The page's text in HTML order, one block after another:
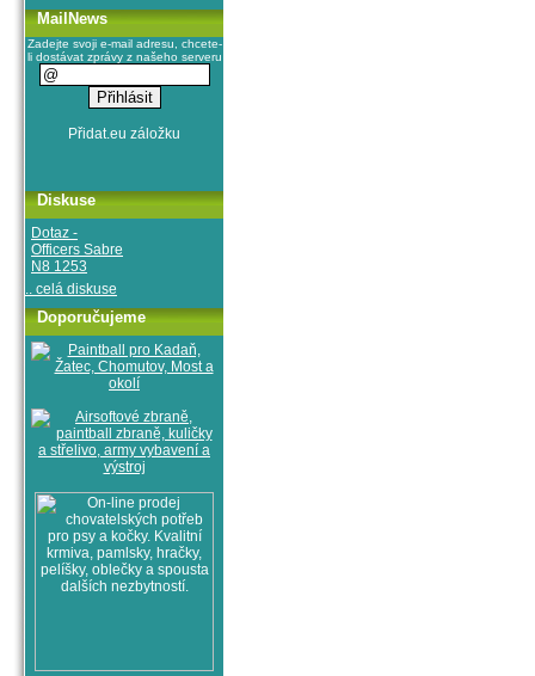
MailNews
Zadejte svoji e-mail adresu, chcete-
li dostávat zprávy z našeho serveru
Diskuse
Dotaz -
Officers Sabre
N8 1253
.. celá diskuse
Doporučujeme